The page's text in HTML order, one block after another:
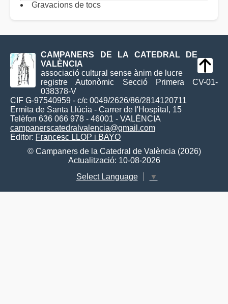
Gravacions de tocs
CAMPANERS DE LA CATEDRAL DE
VALÈNCIA
associació cultural sense ànim de lucre
registre Autonòmic Secció Primera CV-01-
038378-V
CIF G-97540959 - c/c 0049/2626/86/2814120711
Ermita de Santa Llúcia - Carrer de l'Hospital, 15
Telèfon 636 066 978 - 46001 - VALÈNCIA
campanerscatedralvalencia@gmail.com
Editor: Francesc LLOP i BAYO
© Campaners de la Catedral de València (2026)
Actualització: 10-08-2026
Select Language
▼